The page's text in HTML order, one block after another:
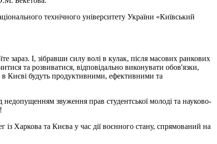
технічного університету України «Київський
зараз. І, зібравши силу волі в кулак, після масових ранкових
та розвиватися, відповідально виконувати обов'язки,
в Києві будуть продуктивними, ефективними та
звуження прав студентської молоді та науково-
із Харкова та Києва у час дії воєнного стану, спрямований на